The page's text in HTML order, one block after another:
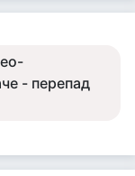
- перепад